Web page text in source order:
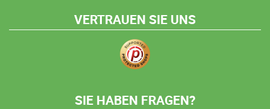
VERTRAUEN SIE UNS
SIE HABEN FRAGEN?